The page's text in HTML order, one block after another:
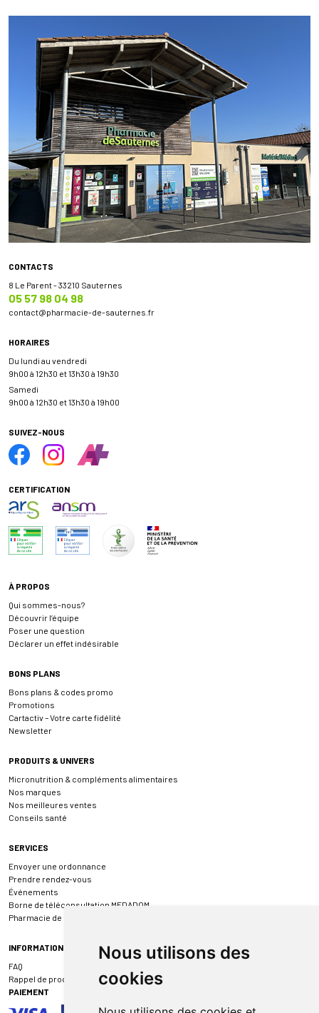
Nous utilisons des
cookies
CONTACTS
8 Le Parent - 33210 Sauternes
05 57 98 04 98
contact@pharmacie-de-sauternes.fr
HORAIRES
Du lundi au vendredi
9h00 à 12h30 et 13h30 à 19h30
Samedi
9h00 à 12h30 et 13h30 à 19h00
SUIVEZ-NOUS
CERTIFICATION
À PROPOS
Qui sommes-nous?
Découvrir l’équipe
Poser une question
Déclarer un effet indésirable
BONS PLANS
Bons plans & codes promo
Promotions
Cartactiv – Votre carte fidélité
Newsletter
PRODUITS & UNIVERS
Micronutrition & compléments alimentaires
Nos marques
Nos meilleures ventes
Conseils santé
SERVICES
Envoyer une ordonnance
Prendre rendez-vous
Événements
Borne de téléconsultation MEDADOM
Pharmacie de garde
INFORMATIONS
FAQ
Rappel de produit
PAIEMENT